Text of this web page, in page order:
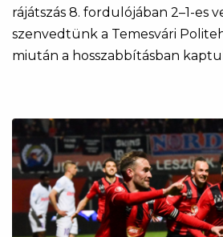
rájátszás 8. fordulójában 2–1-es
szenvedtünk a Temesvári
miután a hosszabbításban